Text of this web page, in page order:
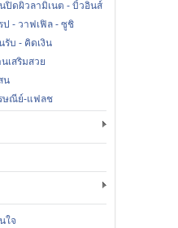
นปิดผิวลามิเนต - บิ้วอินส์
ป - วาฟเฟิล - ซูชิ
รับ - คิดเงิน
เสริมสวย
น
รษณีย์-แฟลช
ใจ